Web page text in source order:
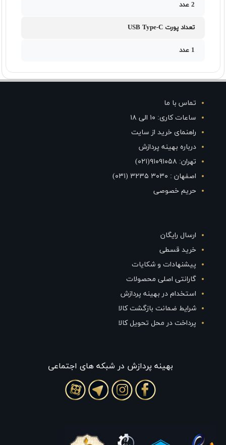
2 عدد
تعداد پورت USB Type-C
1 عدد
تماس با ما
ساعات کاری: ۱۰ الی ۱۸
راهنمای خرید از سایت
درباره بهینه پردازش
تهران: ۹۱۰۹۱۰۵۸(۰۲۱)
اصفهان : ۳۰۳۰ ۳۲۳۵ (۰۳۱)
حریم خصوصی
ارسال رایگان
خرید قسطی
پیشنهادات و شکایات
گارانتی اصلی محصولات
استخدام در بهینه پردازش
شرایط ضمانت بازگشت کالا
پرداخت در محل تحویل کالا
بهينه پردازش در شبکه های اجتماعی